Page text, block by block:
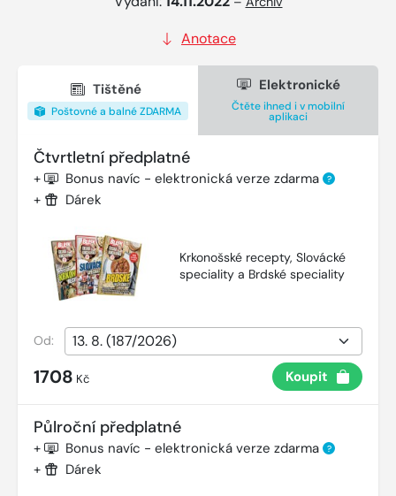
Anotace
Tištěné
Poštovné a balné ZDARMA
Elektronické
Čtěte ihned i v mobilní
aplikaci
Čtvrtletní předplatné
+ Bonus navíc - elektronická verze zdarma ?
+ Dárek
Krkonošské recepty, Slovácké
speciality a Brdské speciality
Od:
1708 Kč Koupit
Půlroční předplatné
+ Bonus navíc - elektronická verze zdarma ?
+ Dárek